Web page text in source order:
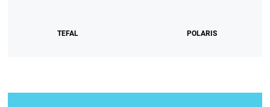
TEFAL POLARIS